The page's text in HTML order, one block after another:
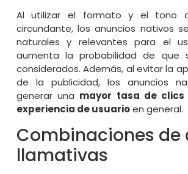
Al utilizar el formato y el tono
circundante, los anuncios nativos
naturales y relevantes para el
aumenta la probabilidad de que
considerados. Además, al evitar la
de la publicidad, los anuncios
generar una mayor tasa de clics
experiencia de usuarioen general.
Combinaciones de
llamativas